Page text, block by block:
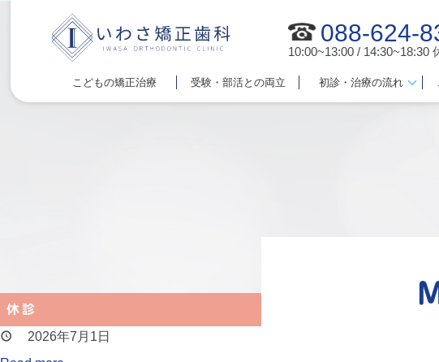
088-624-
10:00~13:00 / 14:30~18:30
こどもの矯正治療 受験・部活との両立 初診・治療の流れ
休診
2026年7月1日